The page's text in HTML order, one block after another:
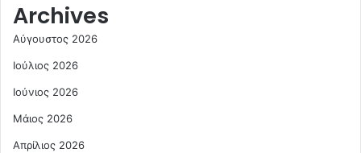
Archives
Αύγουστος 2026
Ιούλιος 2026
Ιούνιος 2026
Μάιος 2026
Απρίλιος 2026